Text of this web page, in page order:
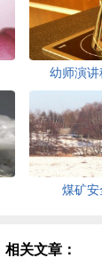
幼师演
煤矿
相关文章：